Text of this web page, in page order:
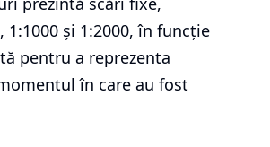
1:1000 și 1:2000, în funcție
pentru a reprezenta
în care au fost